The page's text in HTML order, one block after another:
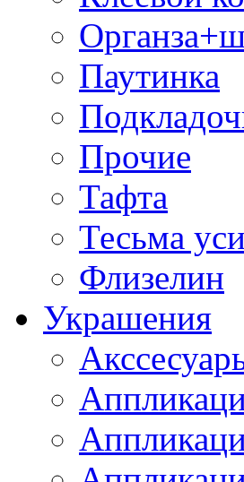
Паутинка
Прочие
Тафта
Тесьма
Флизелин
Украшения